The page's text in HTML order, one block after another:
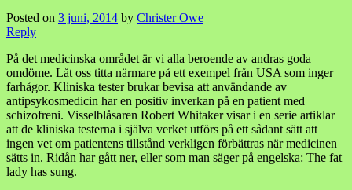
Posted on 3 juni, 2014 by Christer Owe
Reply
På det medicinska området är vi alla beroende av andras goda
omdöme. Låt oss titta närmare på ett exempel från USA som inger
farhågor. Kliniska tester brukar bevisa att användande av
antipsykosmedicin har en positiv inverkan på en patient med
schizofreni. Visselblåsaren Robert Whitaker visar i en serie artiklar
att de kliniska testerna i själva verket utförs på ett sådant sätt att
ingen vet om patientens tillstånd verkligen förbättras när medicinen
sätts in. Ridån har gått ner, eller som man säger på engelska: The fat
lady has sung.